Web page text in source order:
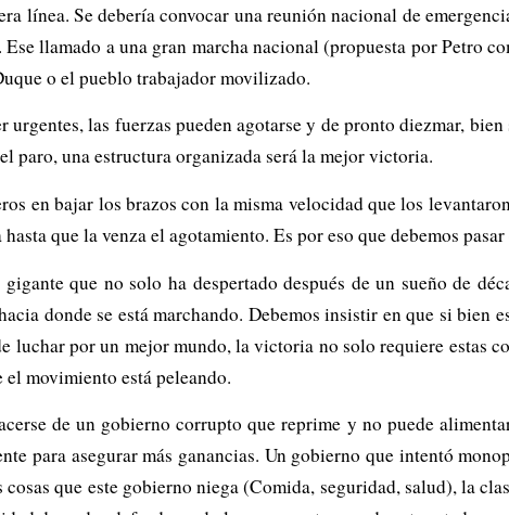
línea. Se debería convocar una reunión nacional de
llamado a una gran marcha nacional (propuesta por Petro
o el pueblo trabajador movilizado.
urgentes, las fuerzas pueden agotarse y de pronto diezmar,
paro, una estructura organizada será la mejor victoria.
en bajar los brazos con la misma velocidad que los
que la venza el agotamiento. Es por eso que debemos
que no solo ha despertado después de un sueño de
donde se está marchando. Debemos insistir en que si bien
luchar por un mejor mundo, la victoria no solo requiere estas
el movimiento está peleando.
de un gobierno corrupto que reprime y no puede
para asegurar más ganancias. Un gobierno que intentó
que este gobierno niega (Comida, seguridad, salud), la